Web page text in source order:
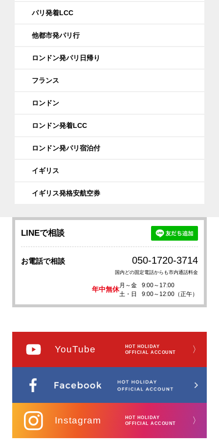
パリ発着LCC
他都市発パリ行
ロンドン発パリ日帰り
フランス
ロンドン
ロンドン発着LCC
ロンドン発パリ宿泊付
イギリス
イギリス発格安航空券
LINEで相談
お電話で相談 050-1720-3714
国内どの固定電話からも市内通話料金
年中無休
月～金
9:00～17:00
土・日
9:00～12:00（正午）
YouTube
HOT HOLIDAY
OFFICIAL ACCOUNT
〉
Instagram
HOT HOLIDAY
OFFICIAL ACCOUNT
〉